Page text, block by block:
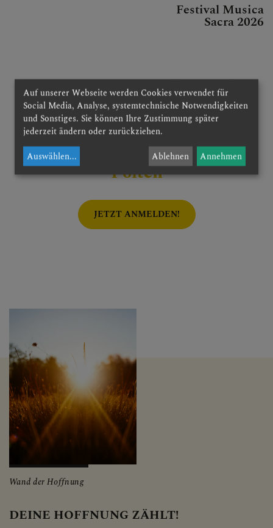
Festival Musica
Sacra 2026
Weitere aktuelle Artikel
Newsletter der Diözese St.
Pölten
JETZT ANMELDEN!
Wand der Hoffnung
DEINE HOFFNUNG ZÄHLT!
Auf unserer Webseite werden Cookies verwendet für
Social Media, Analyse, systemtechnische Notwendigkeiten
und Sonstiges. Sie können Ihre Zustimmung später
jederzeit ändern oder zurückziehen.
Auswählen... Ablehnen Annehmen